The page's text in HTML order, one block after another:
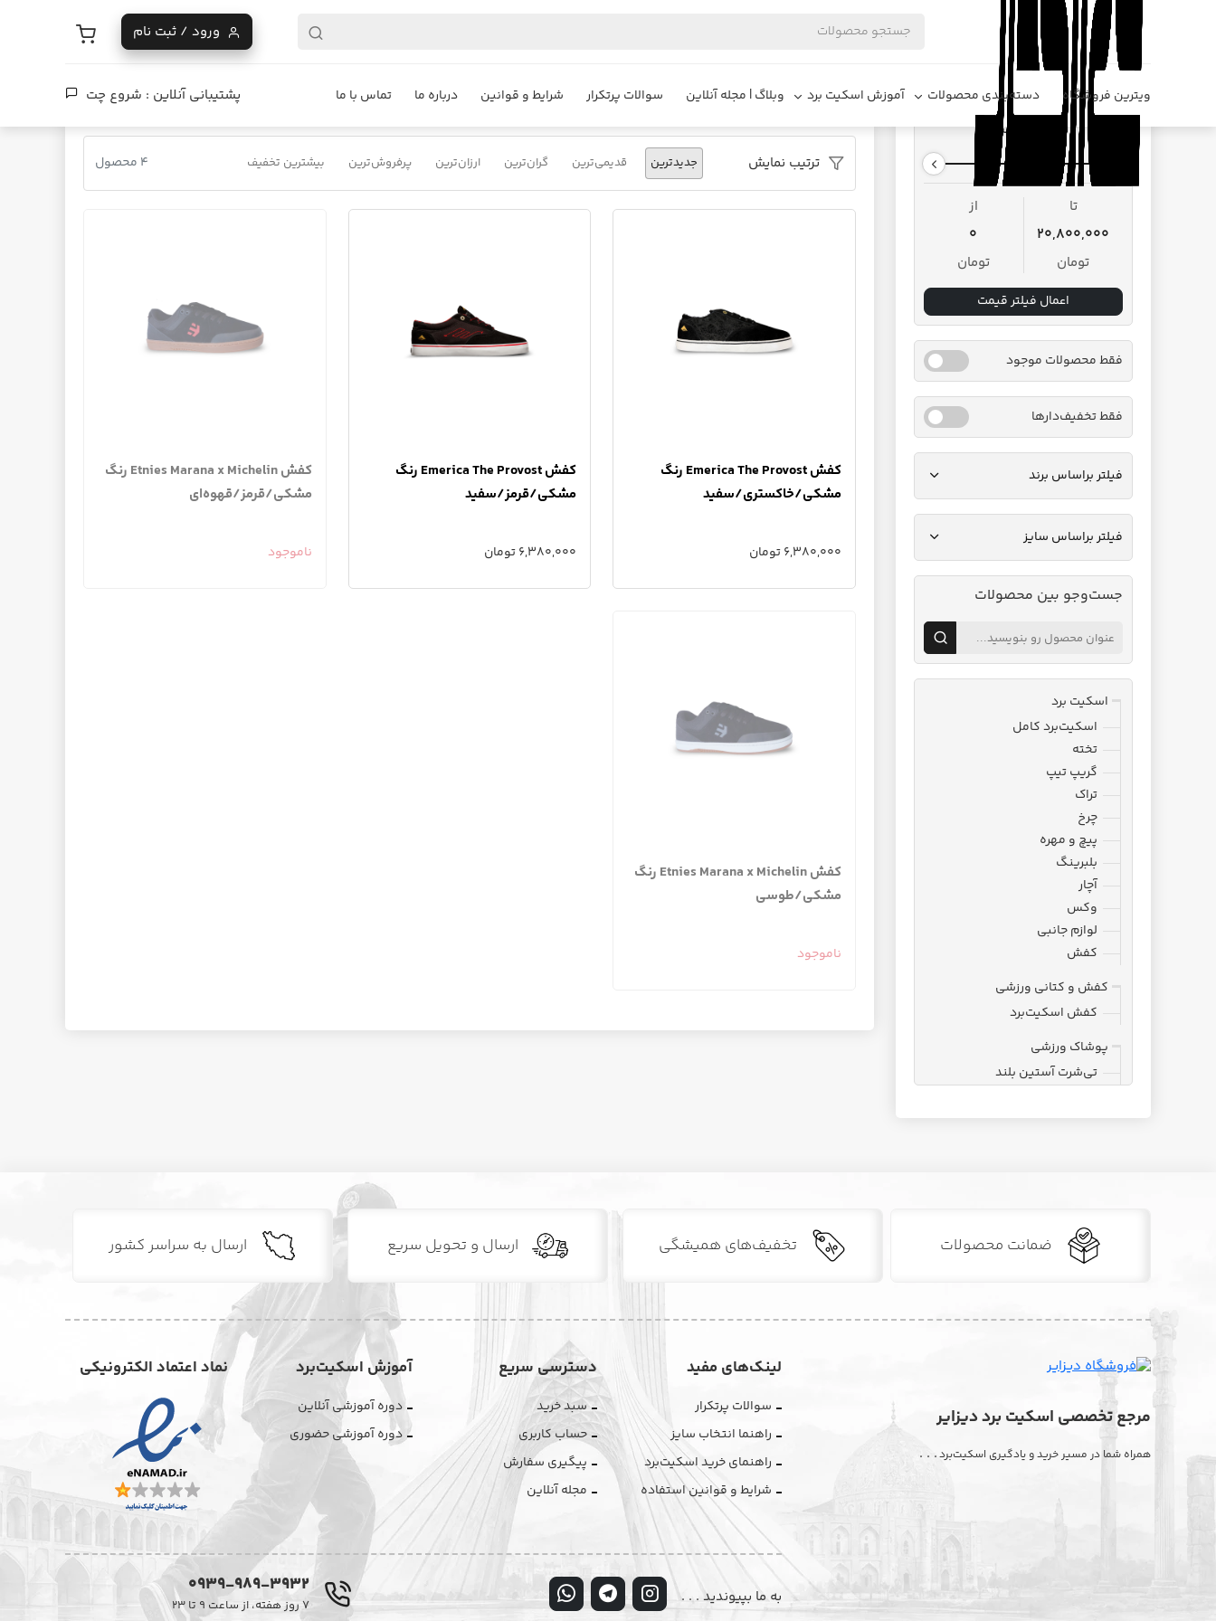
ورود / ثبت نام
ویترین فروشگاه دسته‌بندی محصولات آموزش اسکیت برد وبلاگ | مجله آنلاین سوالات پرتکرار شرایط و قوانین درباره ما تماس با ما پشتیبانی آنلاین : شروع چت
محدوده قیمت
تا
20,800,000
تومان
از
0
تومان
اعمال فیلتر قیمت
فقط محصولات موجود
فقط تخفیف‌دارها
فیلتر براساس برند
فیلتر براساس سایز
جست‌وجو بین محصولات
اسکیت برد
اسکیت‌برد کامل
تخته
گریپ تیپ
تراک
چرخ
پیچ و مهره
بلبرینگ
آچار
وکس
لوازم جانبی
کفش
کفش و کتانی ورزشی
کفش اسکیت‌برد
پوشاک ورزشی
تی‌شرت آستین بلند
فروشگاه دیزایر محصولات کفش اسکیت برد با چسبندگی بالا
ترتیب نمایش جدیدترین قدیمی‌ترین گران‌ترین ارزان‌ترین پرفروش‌ترین بیشترین تخفیف 4 محصول
کفش Emerica The Provost رنگ
مشکی/خاکستری/سفید
6,380,000 تومان
کفش Emerica The Provost رنگ
مشکی/قرمز/سفید
6,380,000 تومان
کفش Etnies Marana x Michelin رنگ
مشکی/قرمز/قهوه‌ای
ناموجود
کفش Etnies Marana x Michelin رنگ
مشکی/طوسی
ناموجود
ضمانت محصولات تخفیف‌های همیشگی ارسال و تحویل سریع ارسال به سراسر کشور
مرجع تخصصی اسکیت برد دیزایر
همراه شما در مسیر خرید و یادگیری اسکیت‌برد. . .
لینک‌های مفید
سوالات پرتکرار
راهنما انتخاب سایز
راهنمای خرید اسکیت‌برد
شرایط و قوانین استفاده
دسترسی سریع
سبد خرید
حساب کاربری
پیگیری سفارش
مجله آنلاین
آموزش اسکیت‌برد
دوره آموزشی آنلاین
دوره آموزشی حضوری
نماد اعتماد الکترونیکی
به ما بپیوندید . . . 0939-989-3932
۷ روز هفته، از ساعت ۹ تا ۲۳